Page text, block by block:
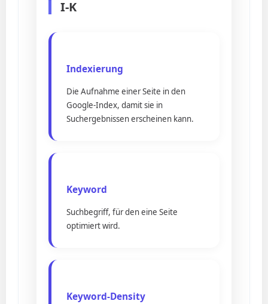
I-K
Indexierung
Die Aufnahme einer Seite in den
Google-Index, damit sie in
Suchergebnissen erscheinen kann.
Keyword
Suchbegriff, für den eine Seite
optimiert wird.
Keyword-Density